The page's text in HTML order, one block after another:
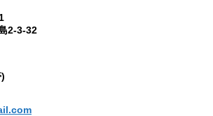
2-3-32